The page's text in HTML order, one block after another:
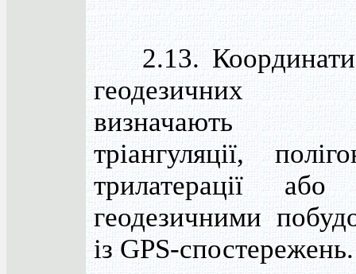
2.13. Координати
геодезичних
визначають
тріангуляції,
трилатерації
геодезичними
із GPS-спостережень.